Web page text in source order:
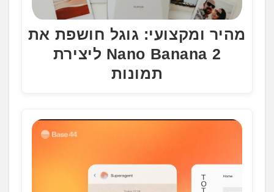
מהיר ומקצועי: גוגל חושפת את
Nano Banana 2 ליצירת
תמונות